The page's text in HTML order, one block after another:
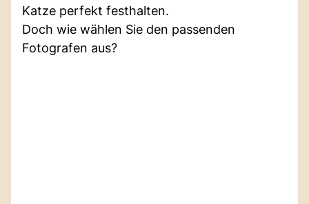
Katze perfekt festhalten.
Doch wie wählen Sie den passenden
Fotografen aus?